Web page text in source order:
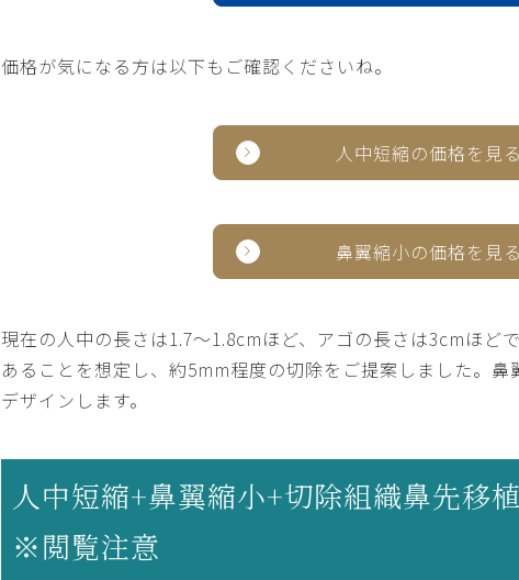
価格が気になる方は以下もご確認くださいね。
人中短縮の価格を見る
鼻翼縮小の価格を見る
現在の人中の長さは1.7～1.8cmほど、アゴの長さは3cmほど
あることを想定し、約5mm程度の切除をご提案しました。
デザインします。
人中短縮+鼻翼縮小+切除組織鼻先移
※閲覧注意